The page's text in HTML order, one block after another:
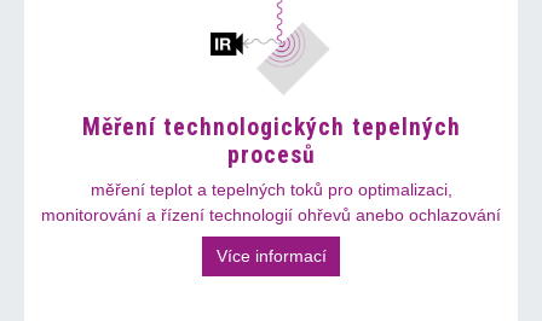
Měření technologických tepelných
procesů
měření teplot a tepelných toků pro optimalizaci,
monitorování a řízení technologií ohřevů anebo ochlazování
Více informací